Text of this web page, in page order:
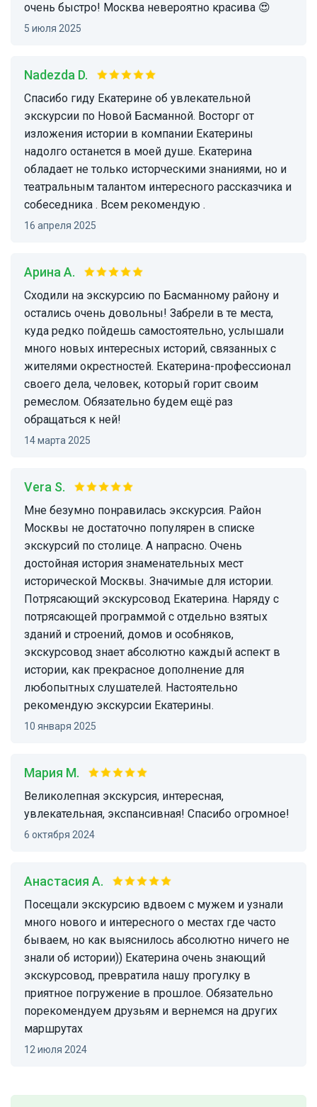
очень быстро! Москва невероятно красива 😍
5 июля 2025
Nadezda D.
Спасибо гиду Екатерине об увлекательной
экскурсии по Новой Басманной. Восторг от
изложения истории в компании Екатерины
надолго останется в моей душе. Екатерина
обладает не только исторческими знаниями, но и
театральным талантом интересного рассказчика и
собеседника . Всем рекомендую .
16 апреля 2025
Арина А.
Сходили на экскурсию по Басманному району и
остались очень довольны! Забрели в те места,
куда редко пойдешь самостоятельно, услышали
много новых интересных историй, связанных с
жителями окрестностей. Екатерина-профессионал
своего дела, человек, который горит своим
ремеслом. Обязательно будем ещё раз
обращаться к ней!
14 марта 2025
Vera S.
Мне безумно понравилась экскурсия. Район
Москвы не достаточно популярен в списке
экскурсий по столице. А напрасно. Очень
достойная история знаменательных мест
исторической Москвы. Значимые для истории.
Потрясающий экскурсовод Екатерина. Наряду с
потрясающей программой с отдельно взятых
зданий и строений, домов и особняков,
экскурсовод знает абсолютно каждый аспект в
истории, как прекрасное дополнение для
любопытных слушателей. Настоятельно
рекомендую экскурсии Екатерины.
10 января 2025
Мария М.
Великолепная экскурсия, интересная,
увлекательная, экспансивная! Спасибо огромное!
6 октября 2024
Анастасия А.
Посещали экскурсию вдвоем с мужем и узнали
много нового и интересного о местах где часто
бываем, но как выяснилось абсолютно ничего не
знали об истории)) Екатерина очень знающий
экскурсовод, превратила нашу прогулку в
приятное погружение в прошлое. Обязательно
порекомендуем друзьям и вернемся на других
маршрутах
12 июля 2024